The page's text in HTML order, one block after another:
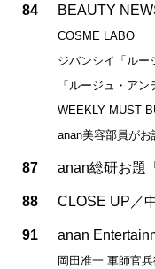
84 BEAUTY
COSME LABO
ジバンシイ「ルー
「ルージュ・アン
WEEKLY MUST
anan美容部員がお
87 anan総研お題
88 CLOSE UP／
91 anan
岡田准一 軍師官